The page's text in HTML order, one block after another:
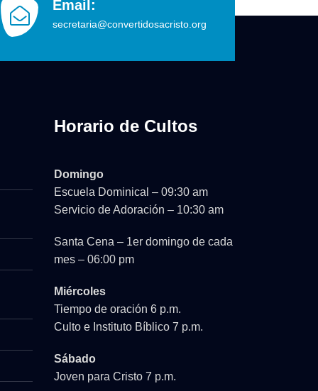
Email:
secretaria@convertidosacristo.org
Horario de Cultos
Domingo
Escuela Dominical – 09:30 am
Servicio de Adoración – 10:30 am
Santa Cena – 1er domingo de cada
mes – 06:00 pm
Miércoles
Tiempo de oración 6 p.m.
Culto e Instituto Bíblico 7 p.m.
Sábado
Joven para Cristo 7 p.m.